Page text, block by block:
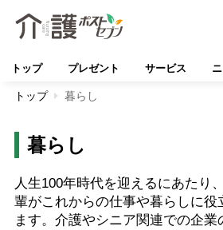
トップ プレゼント サービス
トップ 暮らし
暮らし
人生100年時代を迎えるにあたり
輩がこれからの仕事や暮らしに役
ます。介護やシニア関連での企業